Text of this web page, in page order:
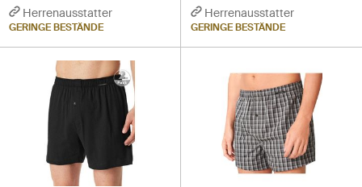
Herrenausstatter
GERINGE BESTÄNDE
Herrenausstatter
GERINGE BESTÄNDE